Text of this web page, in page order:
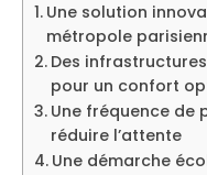
Une solution
métropole
Des
pour un confort
Une fréquence de
réduire l’attente
Une démarche